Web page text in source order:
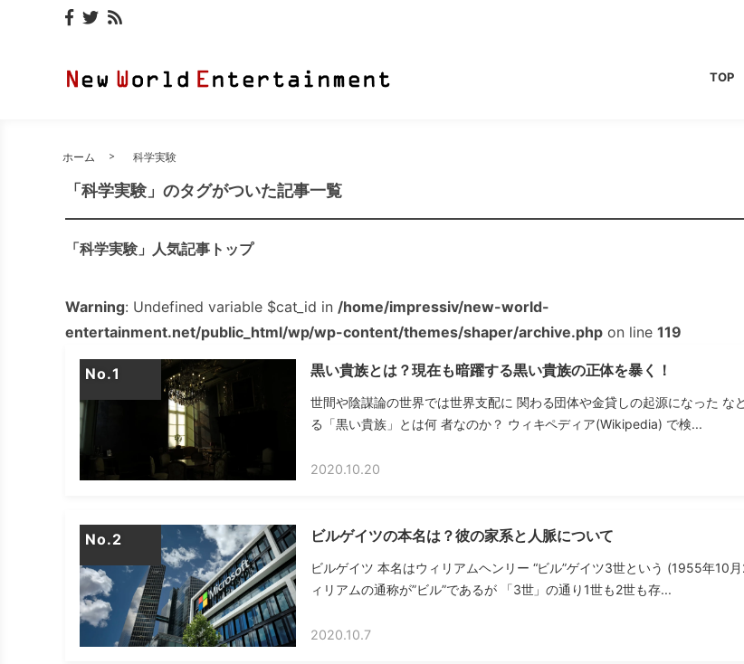
TOP
ホーム 科学実験
「科学実験」のタグがついた記事一覧
「科学実験」人気記事トップ
Warning: Undefined variable $cat_id in/home/impressiv/new-world-
entertainment.net/public_html/wp/wp-content/themes/shaper/archive.phpon line 119
No. 黒い貴族とは？現在も暗躍する黒い貴族の正体を暴く！
世間や陰謀論の世界では世界支配に 関わる団体や金貸しの起源になった な
る「黒い貴族」とは何 者なのか？ ウィキペディア(Wikipedia) で検...
2020.10.20
No. ビルゲイツの本名は？彼の家系と人脈について
ビルゲイツ 本名はウィリアムヘンリー “ビル”ゲイツ3世という (1955年10
ィリアムの通称が”ビル”であるが 「3世」の通り1世も2世も存...
2020.10.7